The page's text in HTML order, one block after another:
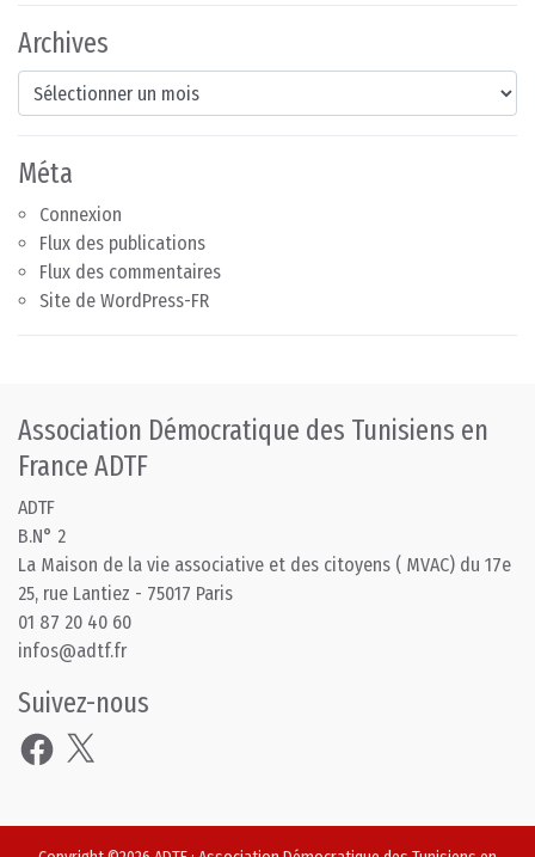
Archives
Archives
Méta
Connexion
Flux des publications
Flux des commentaires
Site de WordPress-FR
Association Démocratique des Tunisiens en
France ADTF
ADTF
B.N° 2
La Maison de la vie associative et des citoyens ( MVAC) du 17e
25, rue Lantiez - 75017 Paris
01 87 20 40 60
infos@adtf.fr
Suivez-nous
Facebook
X